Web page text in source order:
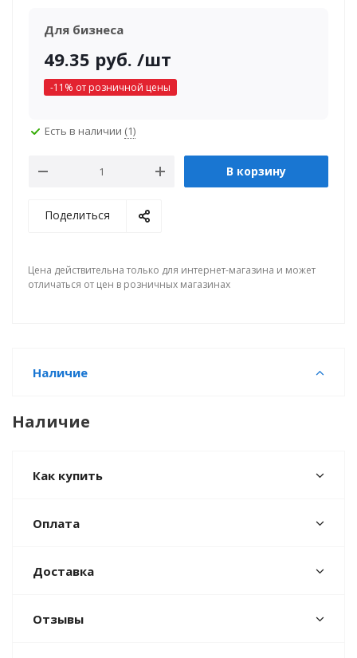
Для бизнеса
49.35 руб. /шт
-11 % от розничной цены
Есть в наличии (1)
В корзину
Поделиться
Цена действительна только для интернет-магазина и может
отличаться от цен в розничных магазинах
Наличие
Наличие
Как купить
Оплата
Доставка
Отзывы